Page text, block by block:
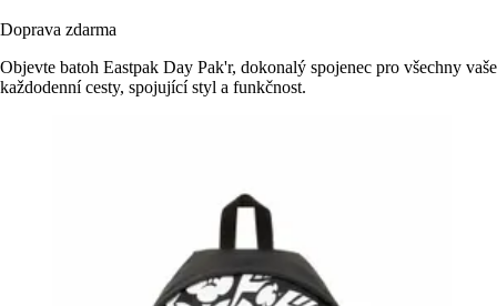
Doprava zdarma
Objevte batoh Eastpak Day Pak'r, dokonalý spojenec pro všechny vaše
každodenní cesty, spojující styl a funkčnost.